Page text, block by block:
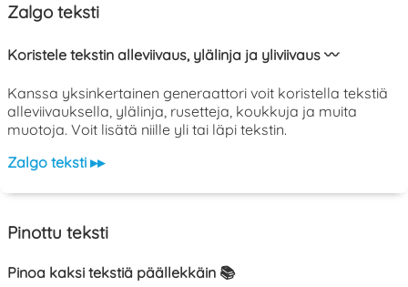
Zalgo teksti
Koristele tekstin alleviivaus, ylälinja ja yliviivaus 〰️
Kanssa yksinkertainen generaattori voit koristella tekstiä
alleviivauksella, ylälinja, rusetteja, koukkuja ja muita
muotoja. Voit lisätä niille yli tai läpi tekstin.
Zalgo teksti ▸▸
Pinottu teksti
Pinoa kaksi tekstiä päällekkäin 📚